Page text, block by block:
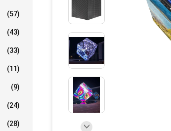
(57)
(43)
(33)
(11)
(9)
(24)
(28)